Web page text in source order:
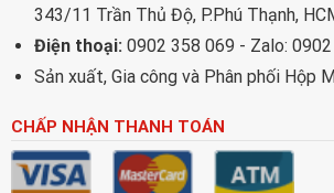
343/11 Trần Thủ Độ, P.Phú Thạnh,
Điện thoại: 0902 358 069 - Zalo:
Sản xuất, Gia công và Phân phối Hộp
CHẤP NHẬN THANH TOÁN